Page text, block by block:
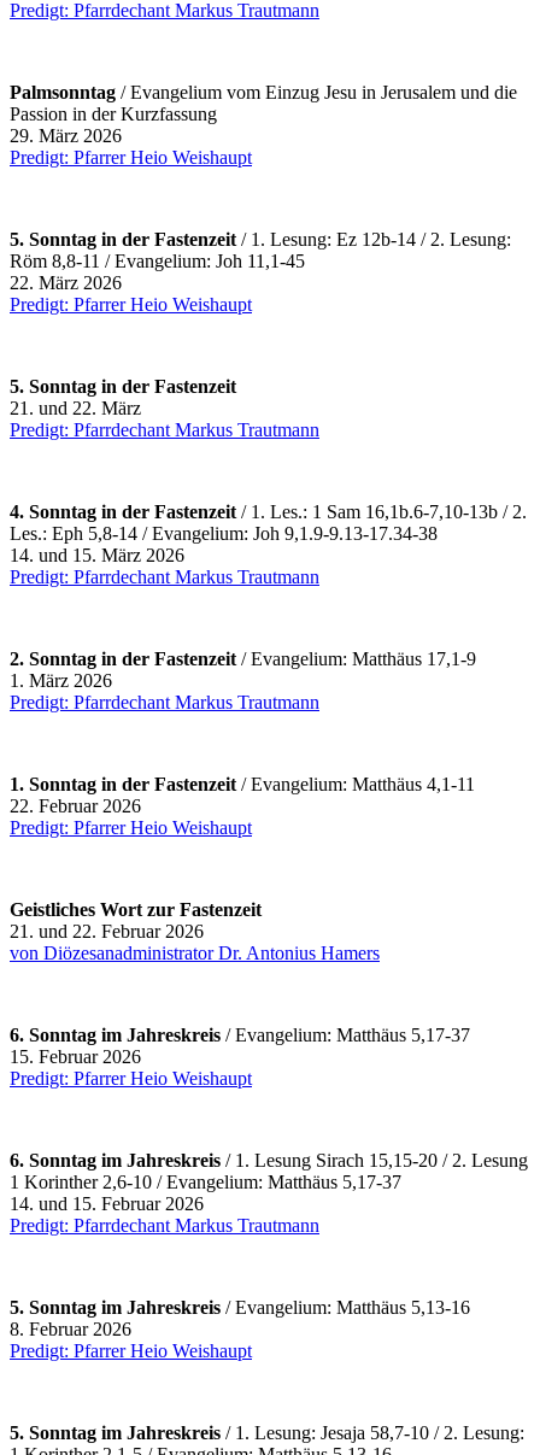
Predigt: Pfarrdechant Markus Trautmann
Palmsonntag / Evangelium vom Einzug Jesu in Jerusalem und die
Passion in der Kurzfassung
29. März 2026
Predigt: Pfarrer Heio Weishaupt
5. Sonntag in der Fastenzeit / 1. Lesung: Ez 12b-14 / 2. Lesung:
Röm 8,8-11 / Evangelium: Joh 11,1-45
22. März 2026
Predigt: Pfarrer Heio Weishaupt
5. Sonntag in der Fastenzeit
21. und 22. März
Predigt: Pfarrdechant Markus Trautmann
4. Sonntag in der Fastenzeit / 1. Les.: 1 Sam 16,1b.6-7,10-13b / 2.
Les.: Eph 5,8-14 / Evangelium: Joh 9,1.9-9.13-17.34-38
14. und 15. März 2026
Predigt: Pfarrdechant Markus Trautmann
2. Sonntag in der Fastenzeit / Evangelium: Matthäus 17,1-9
1. März 2026
Predigt: Pfarrdechant Markus Trautmann
1. Sonntag in der Fastenzeit /Evangelium: Matthäus 4,1-11
22. Februar 2026
Predigt: Pfarrer Heio Weishaupt
Geistliches Wort zur Fastenzeit
21. und 22. Februar 2026
von Diözesanadministrator Dr. Antonius Hamers
6. Sonntag im Jahreskreis /Evangelium: Matthäus 5,17-37
15. Februar 2026
Predigt: Pfarrer Heio Weishaupt
6. Sonntag im Jahreskreis / 1. Lesung Sirach 15,15-20 / 2. Lesung
1 Korinther 2,6-10 / Evangelium: Matthäus 5,17-37
14. und 15. Februar 2026
Predigt: Pfarrdechant Markus Trautmann
5. Sonntag im Jahreskreis /Evangelium: Matthäus 5,13-16
8. Februar 2026
Predigt: Pfarrer Heio Weishaupt
5. Sonntag im Jahreskreis / 1. Lesung: Jesaja 58,7-10 / 2. Lesung: